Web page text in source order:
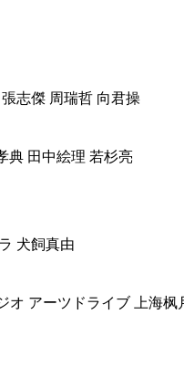
志傑 周瑞哲 向君操
典 田中絵理 若杉亮
犬飼真由
オ アーツドライブ 上海枫